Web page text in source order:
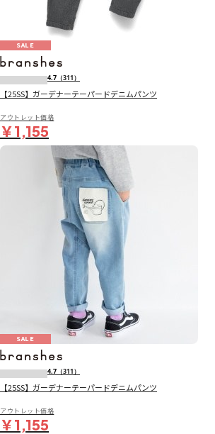
SALE
4.7 （311）
【25SS】ガーデナーテーパードデニムパンツ
アウトレット価格
￥1,155
SALE
4.7 （311）
【25SS】ガーデナーテーパードデニムパンツ
アウトレット価格
￥1,155